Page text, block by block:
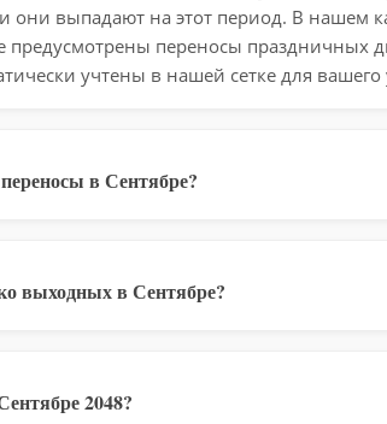
они выпадают на этот период. В
предусмотрены переносы праздничных
учтены в нашей сетке для вашего
в Сентябре?
выходных в Сентябре?
2048?